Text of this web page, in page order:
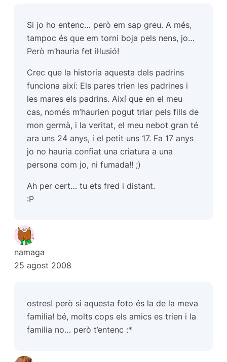
Si jo ho entenc… però em sap greu. A més,
tampoc és que em torni boja pels nens, jo…
Però m’hauria fet il·lusió!
Crec que la historia aquesta dels padrins
funciona així: Els pares trien les padrines i
les mares els padrins. Així que en el meu
cas, només m’haurien pogut triar pels fills de
mon germà, i la veritat, el meu nebot gran té
ara uns 24 anys, i el petit uns 17. Fa 17 anys
jo no hauria confiat una criatura a una
persona com jo, ni fumada!! ;)
Ah per cert… tu ets fred i distant.
:P
namaga
25 agost 2008
ostres! però si aquesta foto és la de la meva
familia! bé, molts cops els amics es trien i la
familia no… però t’entenc :*